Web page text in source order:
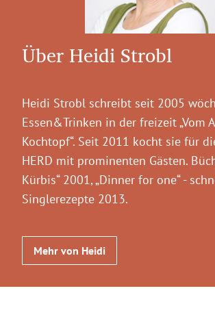
Über Heidi Strobl
Heidi Strobl schreibt seit 2005
Essen&Trinken in der freizeit „Vom
Kochtopf“. Seit 2011 kocht sie für
HERD mit prominenten Gästen.
Kürbis“ 2001, „Dinner for one“ -
Singlerezepte 2013.
Mehr von Heidi